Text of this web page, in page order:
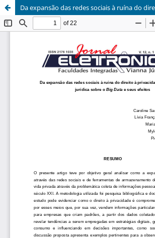
Da expansão das redes sociais à ruína do